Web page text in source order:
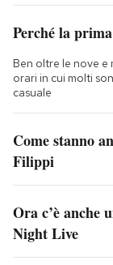
Perché la
Ben oltre le nove
orari in cui molti
casuale
Come stanno
Filippi
Ora c’è anche
Night Live